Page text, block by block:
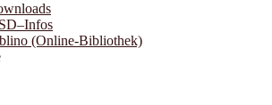
(Online-Bibliothek)